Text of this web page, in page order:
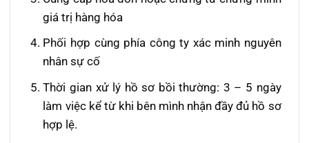
giá trị hàng hóa
Phối hợp cùng phía công ty xác minh nguyên
nhân sự cố
Thời gian xử lý hồ sơ bồi thường: 3 – 5 ngày
làm việc kể từ khi bên mình nhận đầy đủ hồ sơ
hợp lệ.